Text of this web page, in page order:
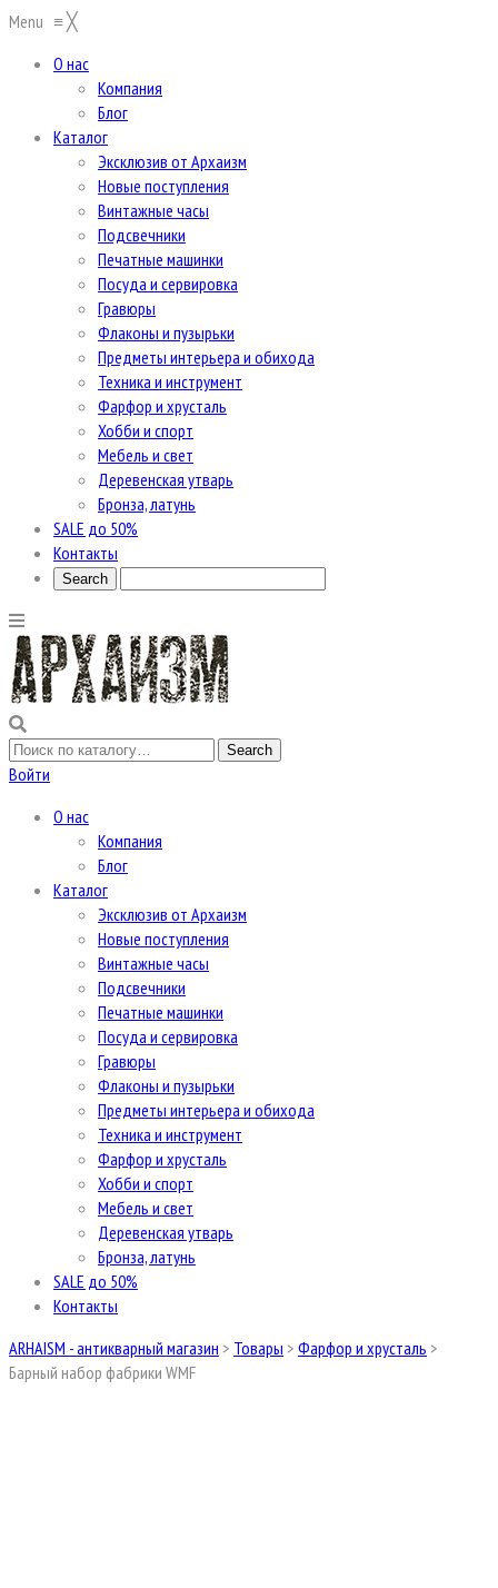
Menu ≡╳
О нас
Компания
Блог
Каталог
Эксклюзив от Архаизм
Новые поступления
Винтажные часы
Подсвечники
Печатные машинки
Посуда и сервировка
Гравюры
Флаконы и пузырьки
Предметы интерьера и обихода
Техника и инструмент
Фарфор и хрусталь
Хобби и спорт
Мебель и свет
Деревенская утварь
Бронза, латунь
SALE до 50%
Контакты
Войти
О нас
Компания
Блог
Каталог
Эксклюзив от Архаизм
Новые поступления
Винтажные часы
Подсвечники
Печатные машинки
Посуда и сервировка
Гравюры
Флаконы и пузырьки
Предметы интерьера и обихода
Техника и инструмент
Фарфор и хрусталь
Хобби и спорт
Мебель и свет
Деревенская утварь
Бронза, латунь
SALE до 50%
Контакты
ARHAISM - антикварный магазин > Товары > Фарфор и хрусталь >
Барный набор фабрики WMF